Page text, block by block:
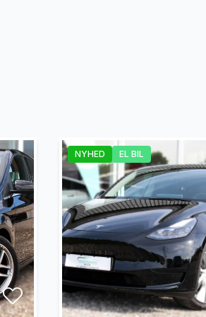
Parkeringssensor bagved
Servostyring
Sædevarme
Tågelygter
NYHED EL BIL